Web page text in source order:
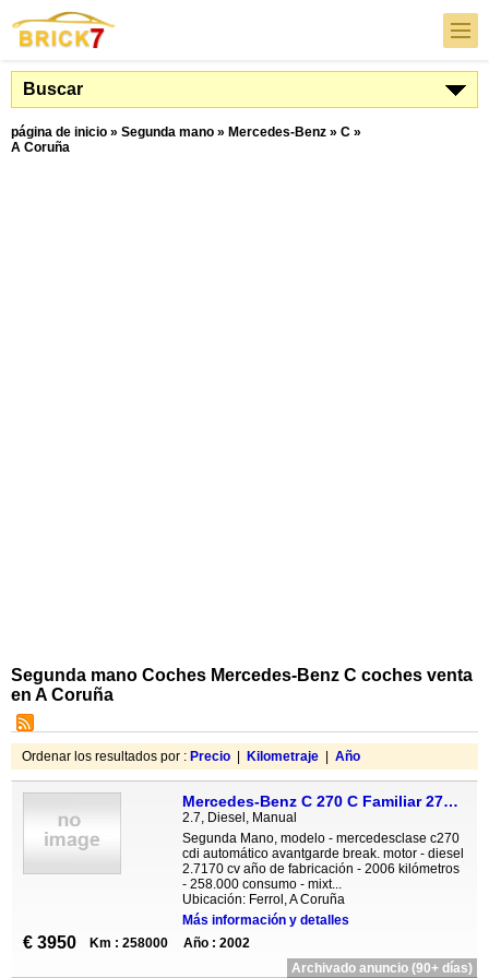
Buscar
página de inicio » Segunda mano » Mercedes-Benz » C »
A Coruña
Segunda mano Coches Mercedes-Benz C coches venta
en A Coruña
Ordenar los resultados por : Precio Kilometraje Año
Mercedes-Benz C 270 C Familiar 270 CDI Classic
2.7, Diesel, Manual
Segunda Mano, modelo - mercedesclase c270
cdi automático avantgarde break. motor - diesel
2.7170 cv año de fabricación - 2006 kilómetros
- 258.000 consumo - mixt...
Ubicación: Ferrol, A Coruña
Más información y detalles
€ 3950 Km : 258000
Año : 2002
Archivado anuncio (90+ días)